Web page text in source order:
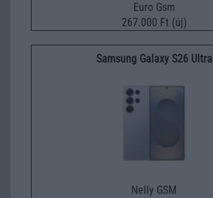
Euro Gsm
267.000 Ft (új)
Samsung Galaxy S26 Ultra
Nelly GSM